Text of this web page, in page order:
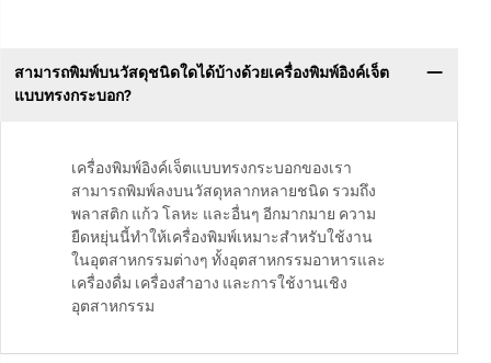
สามารถพิมพ์บนวัสดุชนิดใดได้บ้างด้วยเครื่องพิมพ์อิงค์เจ็ต
แบบทรงกระบอก?
เครื่องพิมพ์อิงค์เจ็ตแบบทรงกระบอกของเรา
สามารถพิมพ์ลงบนวัสดุหลากหลายชนิด รวมถึง
พลาสติก แก้ว โลหะ และอื่นๆ อีกมากมาย ความ
ยืดหยุ่นนี้ทำให้เครื่องพิมพ์เหมาะสำหรับใช้งาน
ในอุตสาหกรรมต่างๆ ทั้งอุตสาหกรรมอาหารและ
เครื่องดื่ม เครื่องสำอาง และการใช้งานเชิง
อุตสาหกรรม